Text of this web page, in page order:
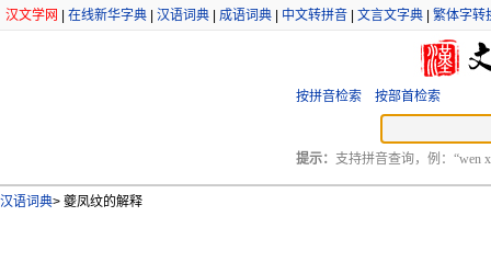
汉文学网 在线新华字典 汉语词典 成语词典 中文转拼音 文言文字典 繁体字转
按拼音检索 按部首检索
提示： 支持拼音查询，例：“wen
汉语词典> 夔凤纹的解释